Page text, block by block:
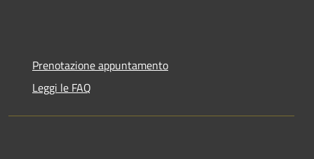
Prenotazione appuntamento
Leggi le FAQ